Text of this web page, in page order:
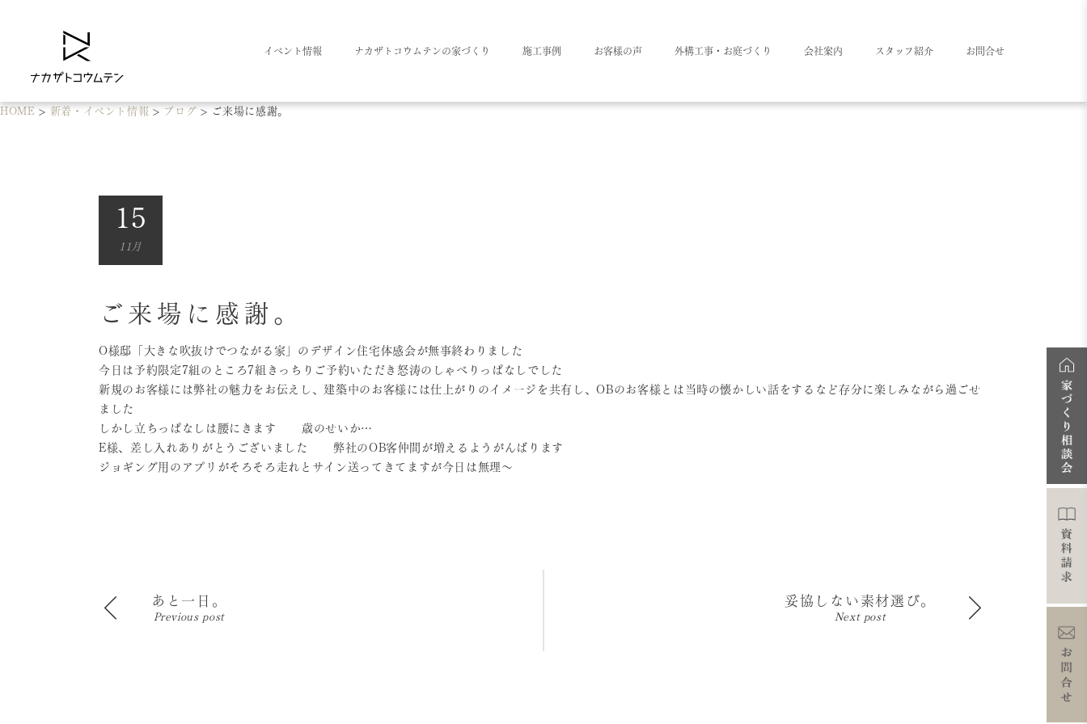
イベント情報 ナカザトコウムテンの家づくり 施工事例 お客様の声 外構工事・お庭づくり 会社案内 スタッフ紹介 お問合せ
HOME > 新着・イベント情報 > ブログ > ご来場に感謝。
15
11月
ご来場に感謝。
O様邸「大きな吹抜けでつながる家」のデザイン住宅体感会が無事終わりました
今日は予約限定7組のところ7組きっちりご予約いただき怒涛のしゃべりっぱなしでした
新規のお客様には弊社の魅力をお伝えし、建築中のお客様には仕上がりのイメージを共有し、OBのお客様とは当時の懐かしい話をするなど存分に楽しみながら過ごせ
ました
しかし立ちっぱなしは腰にきます
歳のせいか…
E様、差し入れありがとうございました
弊社のOB客仲間が増えるようがんばります
ジョギング用のアプリがそろそろ走れとサイン送ってきてますが今日は無理〜
あと一日。
Previous post
妥協しない素材選び。
Next post